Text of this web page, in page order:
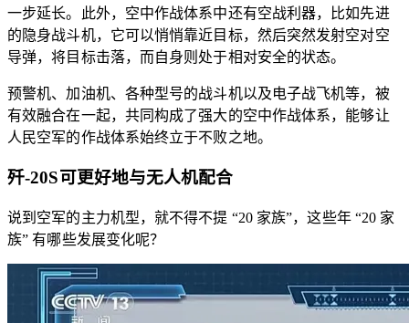
一步延长。此外，空中作战体系中还有空战利器，比如先进
的隐身战斗机，它可以悄悄靠近目标，然后突然发射空对空
导弹，将目标击落，而自身则处于相对安全的状态。
预警机、加油机、各种型号的战斗机以及电子战飞机等，被
有效融合在一起，共同构成了强大的空中作战体系，能够让
人民空军的作战体系始终立于不败之地。
歼-20S可更好地与无人机配合
说到空军的主力机型，就不得不提 “20 家族”，这些年 “20 家
族” 有哪些发展变化呢？